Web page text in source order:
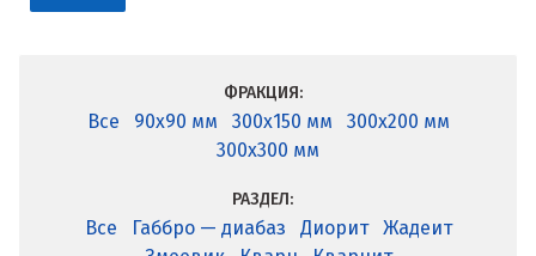
ФРАКЦИЯ:
Все 90x90 мм 300x150 мм
300x200 мм
300x300 мм
РАЗДЕЛ:
Все Габбро — диабаз Диорит
Жадеит